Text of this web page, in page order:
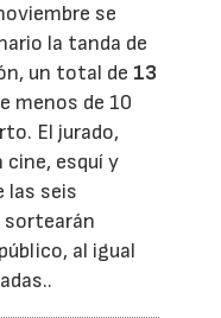
se
la tanda de
un total de 13
menos de 10
El jurado,
esquí y
las seis
sortearán
al igual